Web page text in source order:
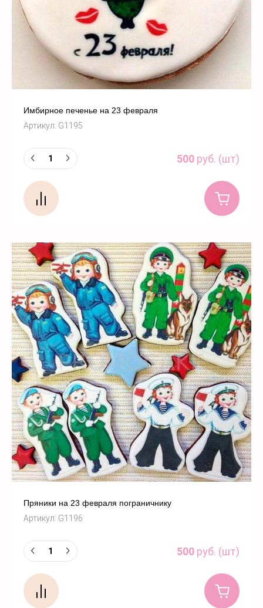
Имбирное печенье на 23 февраля
Артикул: G1195
500 руб. (шт)
Пряники на 23 февраля пограничнику
Артикул: G1196
500 руб. (шт)